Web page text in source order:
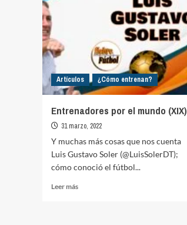
Artículos ¿Cómo entrenan?
Entrenadores por el mundo (XIX)
31 marzo, 2022
Y muchas más cosas que nos cuenta
Luis Gustavo Soler (@LuisSolerDT);
cómo conoció el fútbol...
Leer másLeer